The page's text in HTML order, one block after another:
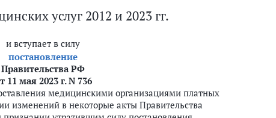
услуг 2012 и 2023 гг.
и вступает в силу
постановление
Правительства РФ
11 мая 2023 г. N 736
медицинскими организациями платных
изменений в некоторые акты Правительства